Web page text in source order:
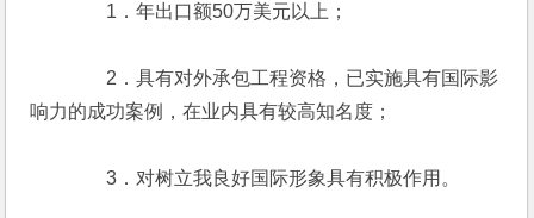
1．年出口额50万美元以上；
2．具有对外承包工程资格，已实施具有国际影
响力的成功案例，在业内具有较高知名度；
3．对树立我良好国际形象具有积极作用。